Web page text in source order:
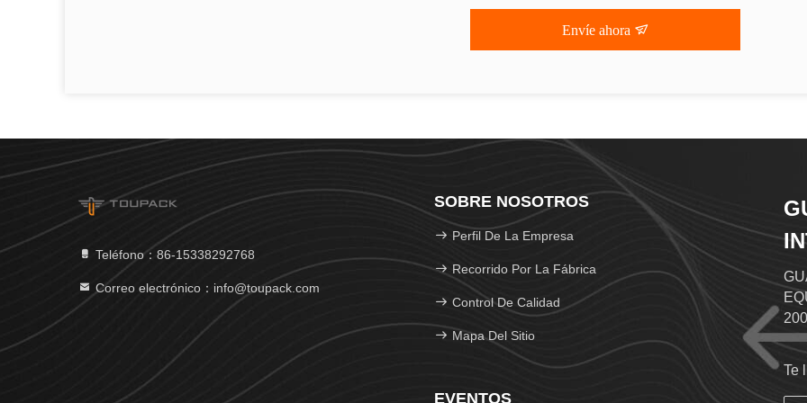
Envíe ahora
Teléfono：86-15338292768
Correo electrónico：info@toupack.com
SOBRE NOSOTROS
Perfil De La Empresa
Recorrido Por La Fábrica
Control De Calidad
Mapa Del Sitio
EVENTOS
Te